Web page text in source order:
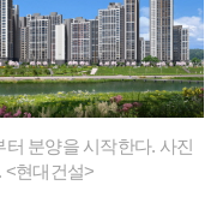
분양을 시작한다. 사진
<현대건설>